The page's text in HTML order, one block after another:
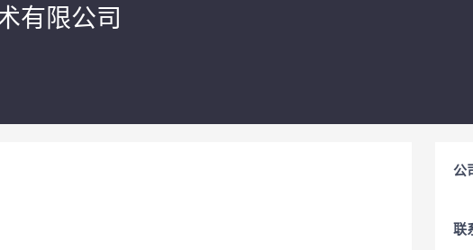
有限公司
公
联